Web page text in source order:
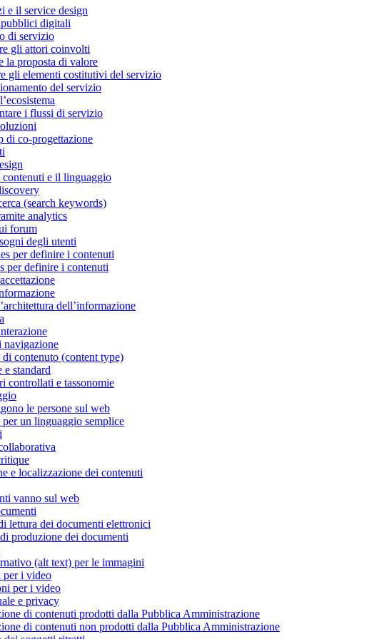
e il service design
digitali
di servizio
gli attori coinvolti
la proposta di valore
gli elementi costitutivi del servizio
del servizio
i flussi di servizio
di co-progettazione
contenuti e il linguaggio
(search keywords)
analytics
forum
degli utenti
per definire i contenuti
per definire i contenuti
dell’informazione
navigazione
contenuto (content type)
standard
controllati e tassonomie
le persone sul web
un linguaggio semplice
e localizzazione dei contenuti
vanno sul web
lettura dei documenti elettronici
produzione dei documenti
(alt text) per le immagini
per i video
per i video
e privacy
di contenuti prodotti dalla Pubblica Amministrazione
di contenuti non prodotti dalla Pubblica Amministrazione